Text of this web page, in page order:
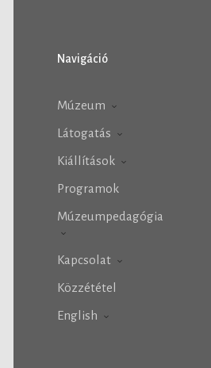
Navigáció
Múzeum
Látogatás
Kiállítások
Programok
Múzeumpedagógia
Kapcsolat
Közzététel
English